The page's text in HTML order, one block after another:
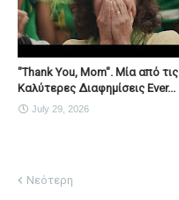
"Thank You, Mοm". Μία από τις
Καλύτερες Διαφημίσεις Ever...
July 29, 2026
Νεότερη